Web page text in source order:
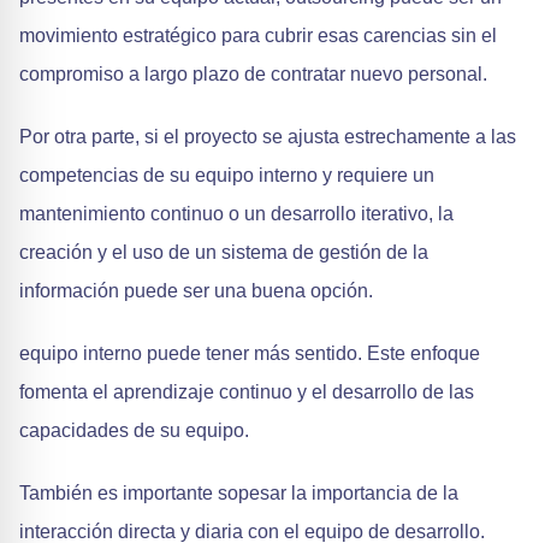
movimiento estratégico para cubrir esas carencias sin el
compromiso a largo plazo de contratar nuevo personal.
Por otra parte, si el proyecto se ajusta estrechamente a las
competencias de su equipo interno y requiere un
mantenimiento continuo o un desarrollo iterativo, la
creación y el uso de un sistema de gestión de la
información puede ser una buena opción.
equipo interno puede tener más sentido. Este enfoque
fomenta el aprendizaje continuo y el desarrollo de las
capacidades de su equipo.
También es importante sopesar la importancia de la
interacción directa y diaria con el equipo de desarrollo.